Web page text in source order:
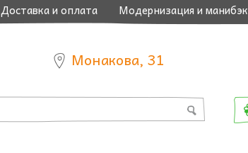
Доставка и оплата Модернизация и манибэк
Монакова, 31